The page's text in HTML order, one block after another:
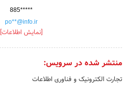
885*****
po**@info.ir
[نمایش اطلاعات]
منتشر شده در سرویس:
تجارت الکترونیک و فناوری اطلاعات